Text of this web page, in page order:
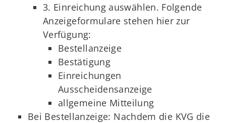
3. Einreichung auswählen. Folgende
Anzeigeformulare stehen hier zur
Verfügung:
Bestellanzeige
Bestätigung
Einreichungen
Ausscheidensanzeige
allgemeine Mitteilung
Bei Bestellanzeige: Nachdem die KVG die